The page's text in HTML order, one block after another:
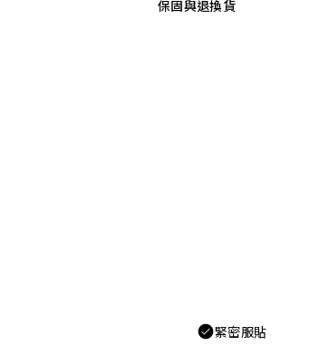
保固與退換貨
緊密服貼